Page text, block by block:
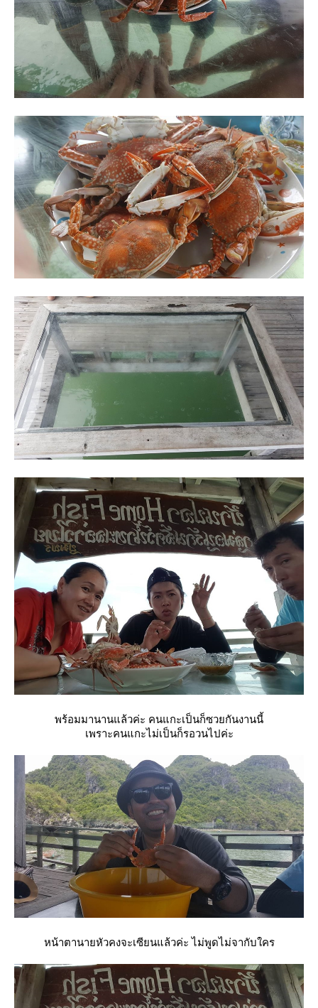
พร้อมมานานแล้วค่ะ คนแกะเป็นก็ซวยกันงานนี้
เพราะคนแกะไม่เป็นก็รอวนไปค่ะ
หน้าตานายหัวคงจะเซียนแล้วค่ะ ไม่พูดไม่จากับใคร